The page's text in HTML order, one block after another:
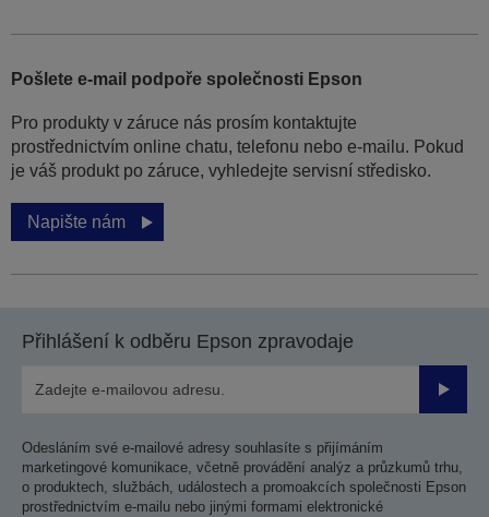
Pošlete e-mail podpoře společnosti Epson
Pro produkty v záruce nás prosím kontaktujte
prostřednictvím online chatu, telefonu nebo e-mailu. Pokud
je váš produkt po záruce, vyhledejte servisní středisko.
Napište nám
Přihlášení k odběru Epson zpravodaje
Odesláním své e-mailové adresy souhlasíte s přijímáním
marketingové komunikace, včetně provádění analýz a průzkumů trhu,
o produktech, službách, událostech a promoakcích společnosti Epson
prostřednictvím e-mailu nebo jinými formami elektronické